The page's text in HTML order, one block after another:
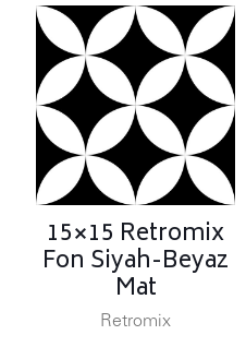
15×15 Retromix
Fon Siyah-Beyaz
Mat
Retromix